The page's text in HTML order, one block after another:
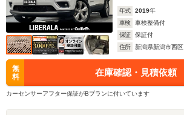
年式 2019年
車検
車検整備付
保証
保証付
住所
新潟県新潟市西区
無
料
在庫確認・見積依頼
カーセンサーアフター保証がBプランに付いています